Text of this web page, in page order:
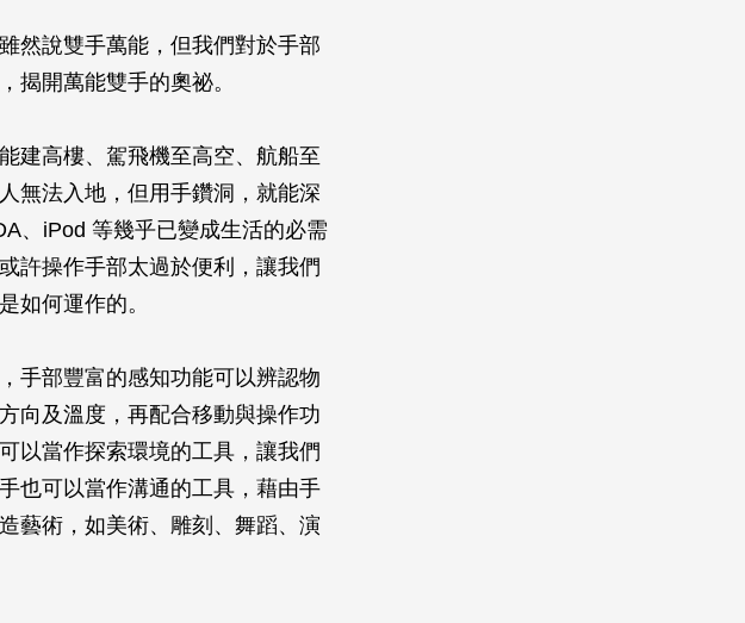
然說雙手萬能，但我們對於手部
揭開萬能雙手的奧祕。
建高樓、駕飛機至高空、航船至
無法入地，但用手鑽洞，就能深
、iPod 等幾乎已變成生活的必需
許操作手部太過於便利，讓我們
如何運作的。
手部豐富的感知功能可以辨認物
向及溫度，再配合移動與操作功
以當作探索環境的工具，讓我們
也可以當作溝通的工具，藉由手
藝術，如美術、雕刻、舞蹈、演